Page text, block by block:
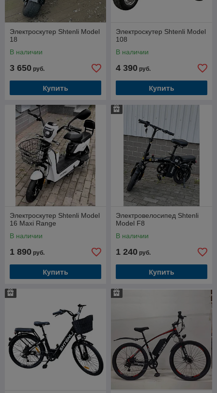
Электроскутер Shtenli Model
18
В наличии
3 650 руб.
Купить
Электроскутер Shtenli Model
108
В наличии
4 390 руб.
Купить
Электроскутер Shtenli Model
16 Maxi Range
В наличии
1 890 руб.
Купить
Электровелосипед Shtenli
Model F8
В наличии
1 240 руб.
Купить